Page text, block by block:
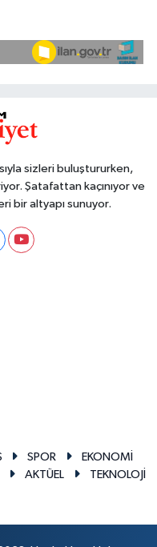
sizleri buluştururken,
Şatafattan kaçınıyor ve
bir altyapı sunuyor.
SPOR
EKONOMİ
AKTÜEL TEKNOLOJİ